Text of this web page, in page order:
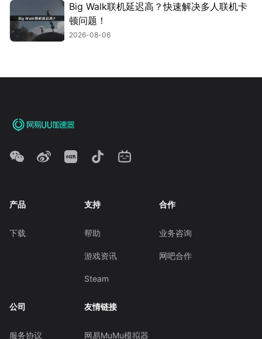
Big Walk联机延迟高？快速解决多人联机卡
顿问题！
2026-08-06
产品
下载
支持
帮助
游戏资讯
Steam
合作
业务咨询
网吧合作
公司
服务协议
友情链接
网易MuMu模拟器